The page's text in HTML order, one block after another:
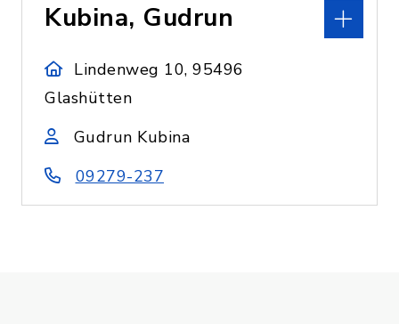
Kubina, Gudrun
Lindenweg 10, 95496
Glashütten
Gudrun Kubina
09279-237